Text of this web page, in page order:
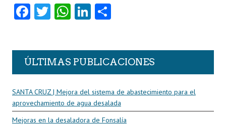
Fa
o
o
k
T
er
W
A
p
p
Li
dI
n
pa
rti
r
ÚLTIMAS PUBLICACIONES
SANTA CRUZ | Mejora del sistema de abastecimiento para el
aprovechamiento de agua desalada
Mejoras en la desaladora de Fonsalía